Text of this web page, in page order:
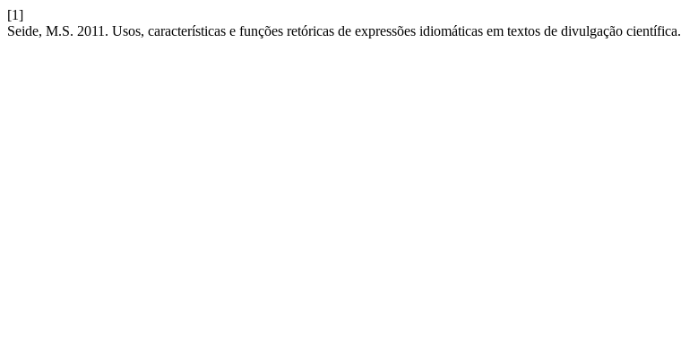
[1]
Seide, M.S. 2011. Usos, características e funções retóricas de expressões idiomáticas em textos de divulgação científica.